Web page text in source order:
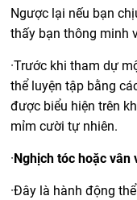
Ngược lại nếu bạn
thấy bạn thông minh
·Trước khi tham dự
thể luyện tập bằng
được biểu hiện trên
mỉm cười tự nhiên.
·Nghịch tóc hoặc vân
·Đây là hành động